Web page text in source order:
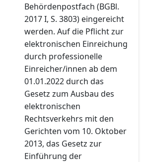
Behördenpostfach (BGBl.
2017 I, S. 3803) eingereicht
werden. Auf die Pflicht zur
elektronischen Einreichung
durch professionelle
Einreicher/innen ab dem
01.01.2022 durch das
Gesetz zum Ausbau des
elektronischen
Rechtsverkehrs mit den
Gerichten vom 10. Oktober
2013, das Gesetz zur
Einführung der